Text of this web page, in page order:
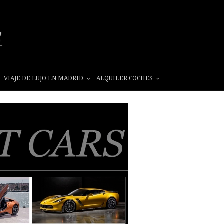
VIAJE DE LUJO EN MADRID ALQUILER COCHES